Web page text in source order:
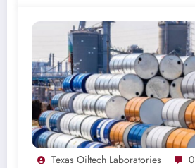
Texas Oiltech Laboratories 0